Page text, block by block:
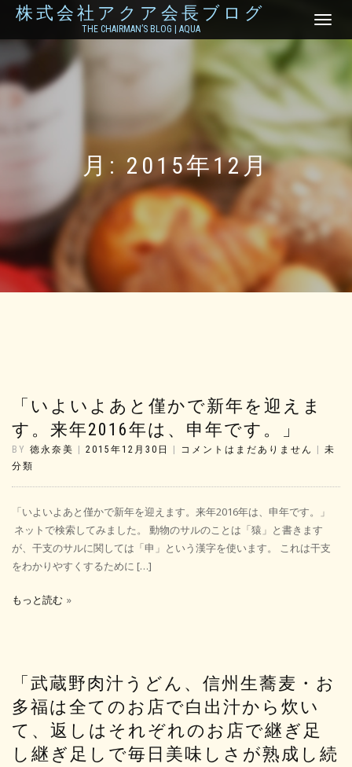
株式会社アクア会長ブログ
THE CHAIRMAN’S BLOG | AQUA
ナ
ン
切
え
月: 2015年12月
「いよいよあと僅かで新年を迎えま
す。来年2016年は、申年です。」
BY 徳永奈美 2015年12月30日 コメントはまだありません
未
分類
「いよいよあと僅かで新年を迎えます。来年2016年は、申年です。」
ネットで検索してみました。 動物のサルのことは「猿」と書きます
が、干支のサルに関しては「申」という漢字を使います。 これは干支
をわかりやすくするために […]
もっと読む
「武蔵野肉汁うどん、信州生蕎麦・お
多福は全てのお店で白出汁から炊い
て、返しはそれぞれのお店で継ぎ足
し継ぎ足しで毎日美味しさが熟成し続